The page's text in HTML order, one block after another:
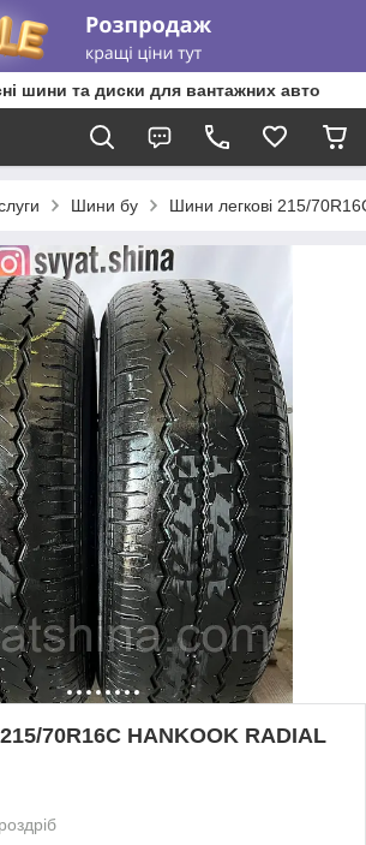
шини та диски для вантажних авто
Шини бу Шини легкові 215/
70R16C HANKOOK RADIAL